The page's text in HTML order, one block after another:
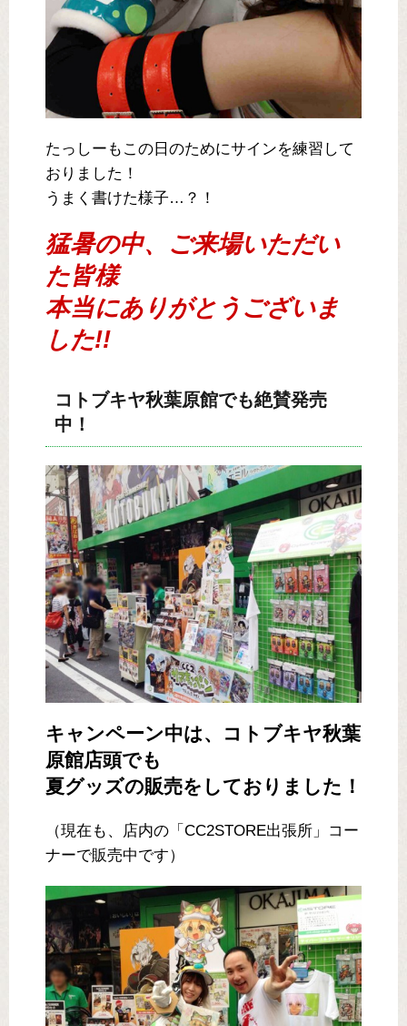
たっしーもこの日のためにサインを練習して
おりました！
うまく書けた様子…？！
猛暑の中、ご来場いただい
た皆様
本当にありがとうございま
した!!
コトブキヤ秋葉原館でも絶賛発売
中！
キャンペーン中は、コトブキヤ秋葉
原館店頭でも
夏グッズの販売をしておりました！
（現在も、店内の「CC2STORE出張所」コー
ナーで販売中です）